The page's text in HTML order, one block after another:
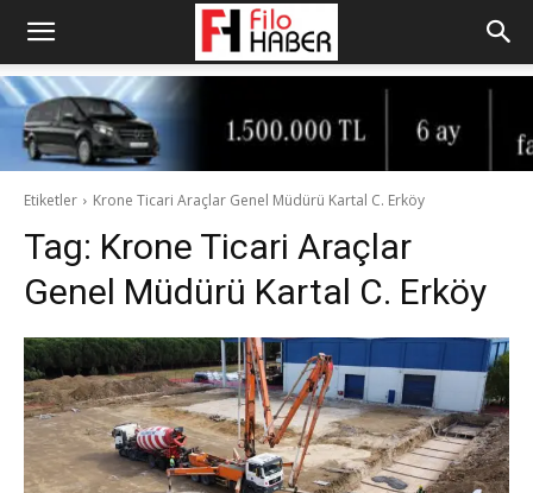
Etiketler Krone Ticari Araçlar Genel Müdürü Kartal C. Erköy
Tag: Krone Ticari Araçlar
Genel Müdürü Kartal C. Erköy